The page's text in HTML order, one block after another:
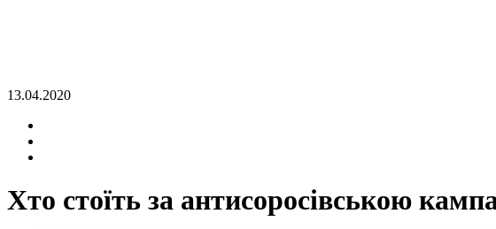
13.04.2020
Хто стоїть за антисоросівською